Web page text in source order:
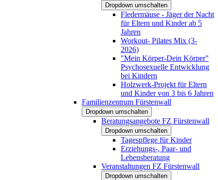
Dropdown umschalten
Fledermäuse - Jäger der Nacht
für Eltern und Kinder ab 5
Jahren
Workout- Pilates Mix (3-
2026)
"Mein Körper-Dein Körper"
Psychosexuelle Entwicklung
bei Kindern
Holzwerk-Projekt für Eltern
und Kinder von 3 bis 6 Jahren
Familienzentrum Fürstenwall
Dropdown umschalten
Beratungsangebote FZ Fürstenwall
Dropdown umschalten
Tagespflege für Kinder
Erziehungs-, Paar- und
Lebensberatung
Veranstaltungen FZ Fürstenwall
Dropdown umschalten